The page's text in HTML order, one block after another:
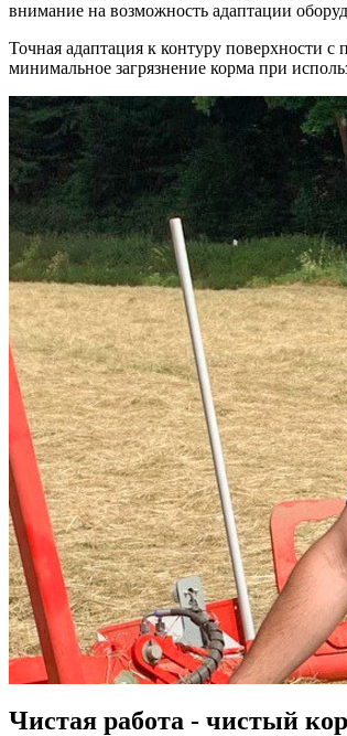
внимание на возможность адаптации
Точная адаптация к контуру поверхности
минимальное загрязнение корма при
Чистая работа - чистый